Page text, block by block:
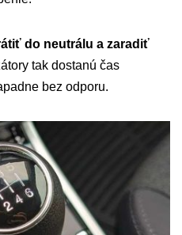
do neutrálu a zaradiť
tak dostanú čas
bez odporu.